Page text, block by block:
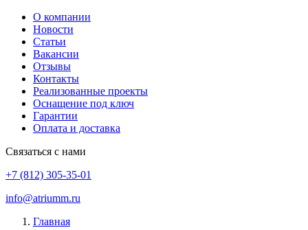
О компании
Новости
Статьи
Вакансии
Отзывы
Контакты
Реализованные проекты
Оснащение под ключ
Гарантии
Оплата и доставка
Связаться с нами
+7 (812) 305-35-01
info@atriumm.ru
Главная